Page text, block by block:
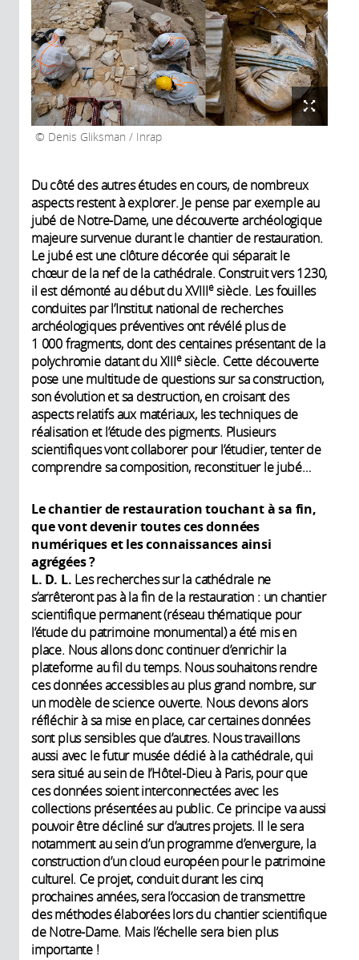
Denis Gliksman / Inrap
Du côté des autres études en cours, de nombreux
aspects restent à explorer. Je pense par exemple au
jubé de Notre-Dame, une découverte archéologique
majeure survenue durant le chantier de restauration.
Le jubé est une clôture décorée qui séparait le
chœur de la nef de la cathédrale. Construit vers 1230,
il est démonté au début du XVIIIesiècle. Les fouilles
conduites par l’Institut national de recherches
archéologiques préventives ont révélé plus de
1 000 fragments, dont des centaines présentant de la
polychromie datant du XIIIesiècle. Cette découverte
pose une multitude de questions sur sa construction,
son évolution et sa destruction, en croisant des
aspects relatifs aux matériaux, les techniques de
réalisation et l’étude des pigments. Plusieurs
scientifiques vont collaborer pour l’étudier, tenter de
comprendre sa composition, reconstituer le jubé…
Le chantier de restauration touchant à sa fin,
que vont devenir toutes ces données
numériques et les connaissances ainsi
agrégées ?
L. D. L. Les recherches sur la cathédrale ne
s’arrêteront pas à la fin de la restauration : un chantier
scientifique permanent (réseau thématique pour
l’étude du patrimoine monumental) a été mis en
place. Nous allons donc continuer d’enrichir la
plateforme au fil du temps. Nous souhaitons rendre
ces données accessibles au plus grand nombre, sur
un modèle de science ouverte. Nous devons alors
réfléchir à sa mise en place, car certaines données
sont plus sensibles que d’autres. Nous travaillons
aussi avec le futur musée dédié à la cathédrale, qui
sera situé au sein de l’Hôtel-Dieu à Paris, pour que
ces données soient interconnectées avec les
collections présentées au public. Ce principe va aussi
pouvoir être décliné sur d’autres projets. Il le sera
notamment au sein d’un programme d’envergure, la
construction d’un cloud européen pour le patrimoine
culturel. Ce projet, conduit durant les cinq
prochaines années, sera l’occasion de transmettre
des méthodes élaborées lors du chantier scientifique
de Notre-Dame. Mais l’échelle sera bien plus
importante !